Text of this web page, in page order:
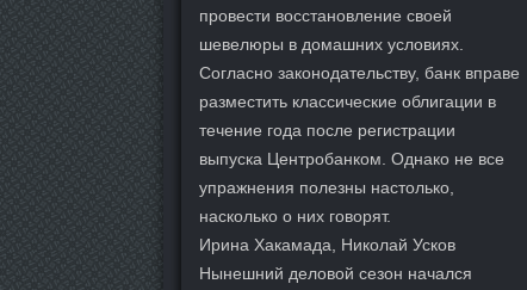
провести восстановление своей
шевелюры в домашних условиях.
Согласно законодательству, банк вправе
разместить классические облигации в
течение года после регистрации
выпуска Центробанком. Однако не все
упражнения полезны настолько,
насколько о них говорят.
Ирина Хакамада, Николай Усков
Нынешний деловой сезон начался